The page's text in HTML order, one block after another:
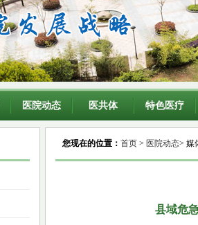
医院动态 医共体 特色医疗
您现在的位置： 首页 > 医院动态> 媒
县域危